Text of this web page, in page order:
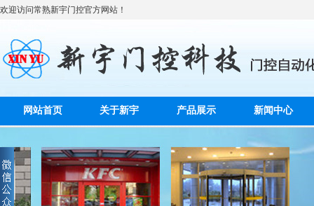
欢迎访问常熟新宇门控官方网站！
网站首页 关于新宇 产品展示 新闻中心